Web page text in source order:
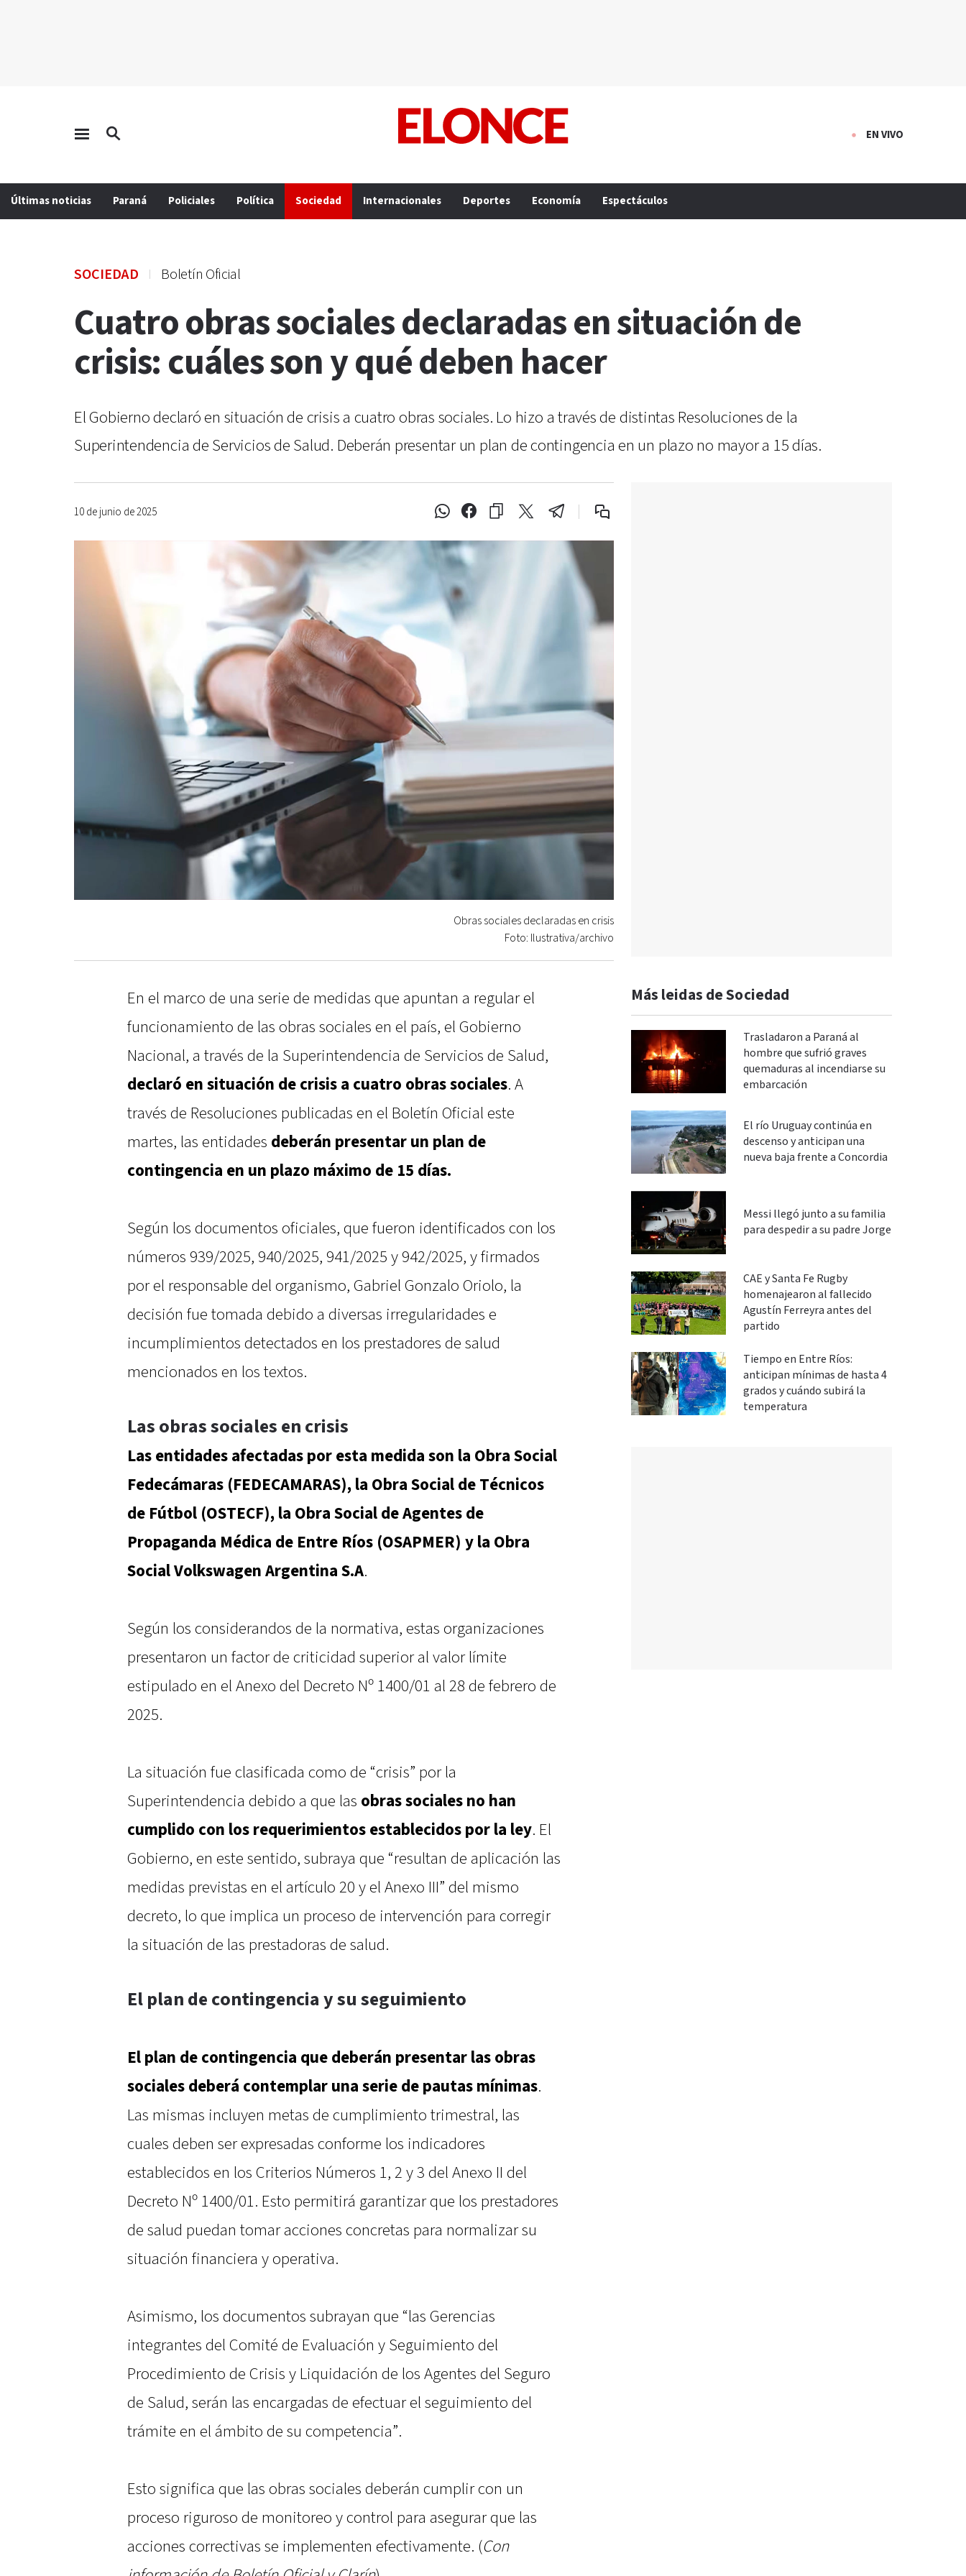
EN VIVO
Últimas noticias Paraná Policiales Política Sociedad Internacionales Deportes Economía Espectáculos
SOCIEDAD Boletín Oficial
Cuatro obras sociales declaradas en situación de
crisis: cuáles son y qué deben hacer
El Gobierno declaró en situación de crisis a cuatro obras sociales. Lo hizo a través de distintas Resoluciones de la
Superintendencia de Servicios de Salud. Deberán presentar un plan de contingencia en un plazo no mayor a 15 días.
10 de junio de 2025
Obras sociales declaradas en crisis
Foto: Ilustrativa/archivo
En el marco de una serie de medidas que apuntan a regular el
funcionamiento de las obras sociales en el país, el Gobierno
Nacional, a través de la Superintendencia de Servicios de Salud,
declaró en situación de crisis a cuatro obras sociales. A
través de Resoluciones publicadas en el Boletín Oficial este
martes, las entidades deberán presentar un plan de
contingencia en un plazo máximo de 15 días.
Según los documentos oficiales, que fueron identificados con los
números 939/2025, 940/2025, 941/2025 y 942/2025, y firmados
por el responsable del organismo, Gabriel Gonzalo Oriolo, la
decisión fue tomada debido a diversas irregularidades e
incumplimientos detectados en los prestadores de salud
mencionados en los textos.
Las obras sociales en crisis
Las entidades afectadas por esta medida son la Obra Social
Fedecámaras (FEDECAMARAS), la Obra Social de Técnicos
de Fútbol (OSTECF), la Obra Social de Agentes de
Propaganda Médica de Entre Ríos (OSAPMER) y la Obra
Social Volkswagen Argentina S.A.
Según los considerandos de la normativa, estas organizaciones
presentaron un factor de criticidad superior al valor límite
estipulado en el Anexo del Decreto Nº 1400/01 al 28 de febrero de
2025.
La situación fue clasificada como de “crisis” por la
Superintendencia debido a que las obras sociales no han
cumplido con los requerimientos establecidos por la ley. El
Gobierno, en este sentido, subraya que “resultan de aplicación las
medidas previstas en el artículo 20 y el Anexo III” del mismo
decreto, lo que implica un proceso de intervención para corregir
la situación de las prestadoras de salud.
El plan de contingencia y su seguimiento
El plan de contingencia que deberán presentar las obras
sociales deberá contemplar una serie de pautas mínimas.
Las mismas incluyen metas de cumplimiento trimestral, las
cuales deben ser expresadas conforme los indicadores
establecidos en los Criterios Números 1, 2 y 3 del Anexo II del
Decreto Nº 1400/01. Esto permitirá garantizar que los prestadores
de salud puedan tomar acciones concretas para normalizar su
situación financiera y operativa.
Asimismo, los documentos subrayan que “las Gerencias
integrantes del Comité de Evaluación y Seguimiento del
Procedimiento de Crisis y Liquidación de los Agentes del Seguro
de Salud, serán las encargadas de efectuar el seguimiento del
trámite en el ámbito de su competencia”.
Esto significa que las obras sociales deberán cumplir con un
proceso riguroso de monitoreo y control para asegurar que las
acciones correctivas se implementen efectivamente. (Con
Más leidas de Sociedad
Trasladaron a Paraná al
hombre que sufrió graves
quemaduras al incendiarse su
embarcación
El río Uruguay continúa en
descenso y anticipan una
nueva baja frente a Concordia
Messi llegó junto a su familia
para despedir a su padre Jorge
CAE y Santa Fe Rugby
homenajearon al fallecido
Agustín Ferreyra antes del
partido
Tiempo en Entre Ríos:
anticipan mínimas de hasta 4
grados y cuándo subirá la
temperatura